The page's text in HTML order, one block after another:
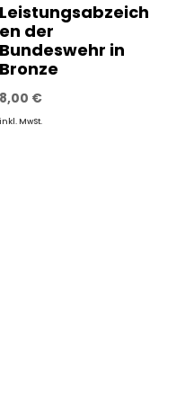
Leistungsabzeich
en der
Bundeswehr in
Bronze
8,00 €
inkl. MwSt.